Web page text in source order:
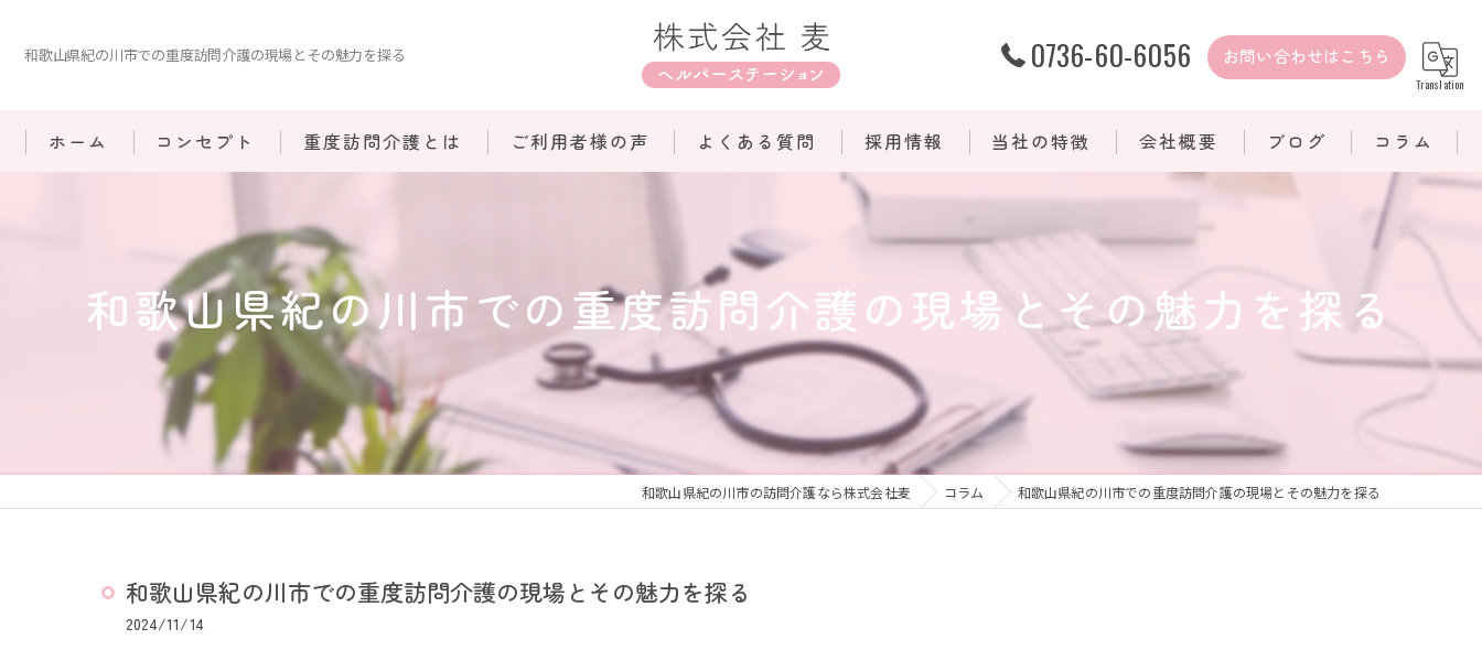
和歌山県紀の川市での重度訪問介護の現場とその魅力を探る 0736-60-6056 お問い合わせはこちら
Translation
ホーム コンセプト 重度訪問介護とは ご利用者様の声 よくある質問 採用情報 当社の特徴
重度訪問介護
自費サービス
会社概要 ブログ コラム
和歌山県紀の川市での重度訪問介護の現場とその魅力を探る
和歌山県紀の川市の訪問介護なら株式会社麦 コラム 和歌山県紀の川市での重度訪問介護の現場とその魅力を探る
和歌山県紀の川市での重度訪問介護の現場とその魅力を探る
2024/11/14